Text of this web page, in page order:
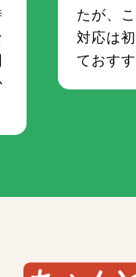
たが、
対応は
ておす